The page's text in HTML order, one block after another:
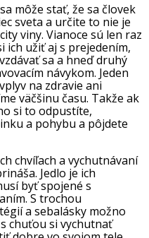
môže stať, že sa človek
sveta a určite to nie je
viny. Vianoce sú len raz
ich užiť aj s prejedením,
sa a hneď druhý
návykom. Jeden
na zdravie ani
väčšinu času. Takže ak
si to odpustíte,
a pohybu a pôjdete
chvíľach a vychutnávaní
Jedlo je ich
byť spojené s
S trochou
a sebalásky možno
chuťou si vychutnať